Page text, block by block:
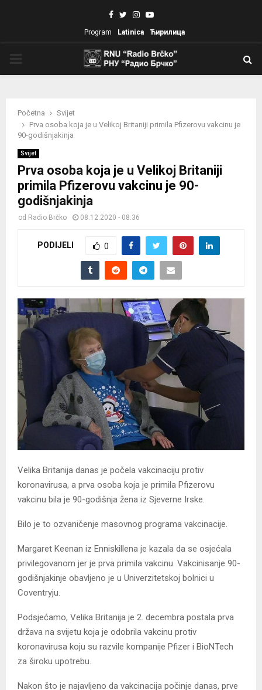
Facebook
TwitterInstagram
Youtube
Program Latinica Ћирилица
Početna
Svijet
Prva osoba koja je u Velikoj Britaniji primila Pfizerovu vakcinu je
90-godišnjakinja
Svijet
Prva osoba koja je u Velikoj Britaniji
primila Pfizerovu vakcinu je 90-
godišnjakinja
od Radio Brčko 08.12.2020 - 08:36
PODIJELI 0
Velika Britanija danas je počela vakcinaciju protiv
koronavirusa, a prva osoba koja je primila Pfizerovu
vakcinu bila je 90-godišnja žena iz Sjeverne Irske.
Bilo je to ozvaničenje masovnog programa vakcinacije.
Margaret Keenan iz Enniskillena je kazala da se osjećala
privilegovanom jer je prva primila vakcinu. Vakcinisanje 90-
godišnjakinje obavljeno je u Univerzitetskoj bolnici u
Coventryju.
Podsjećamo, Velika Britanija je 2. decembra postala prva
država na svijetu koja je odobrila vakcinu protiv
koronavirusa koju su razvile kompanije Pfizer i BioNTech
za široku upotrebu.
Nakon što je najavljeno da vakcinacija počinje danas, prve